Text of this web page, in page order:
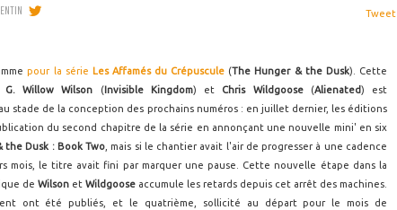
Tweet
pour la série Les Affamés du Crépuscule (The Hunger & the Dusk). Cette
G. Willow Wilson (Invisible Kingdom) et Chris Wildgoose(Alienated) est
stade de la conception des prochains numéros : en juillet dernier, les éditions
du second chapitre de la série en annonçant une nouvelle mini' en six
the Dusk : Book Two , mais si le chantier avait l'air de progresser à une cadence
mois, le titre avait fini par marquer une pause. Cette nouvelle étape dans la
de Wilson et Wildgoose accumule les retards depuis cet arrêt des machines.
ont été publiés, et le quatrième, sollicité au départ pour le mois de